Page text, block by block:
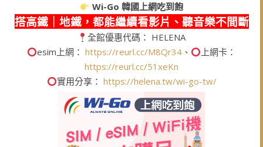
Wi-Go韓國上網吃到飽
搭高鐵｜地鐵，都能繼續看影片、聽音樂不間斷
全館優惠代碼： HELENA
esim上網： https://reurl.cc/M8Qr34 、
上網卡：
https://reurl.cc/51xeKn
實用分享： https://helena.tw/wi-go-tw/